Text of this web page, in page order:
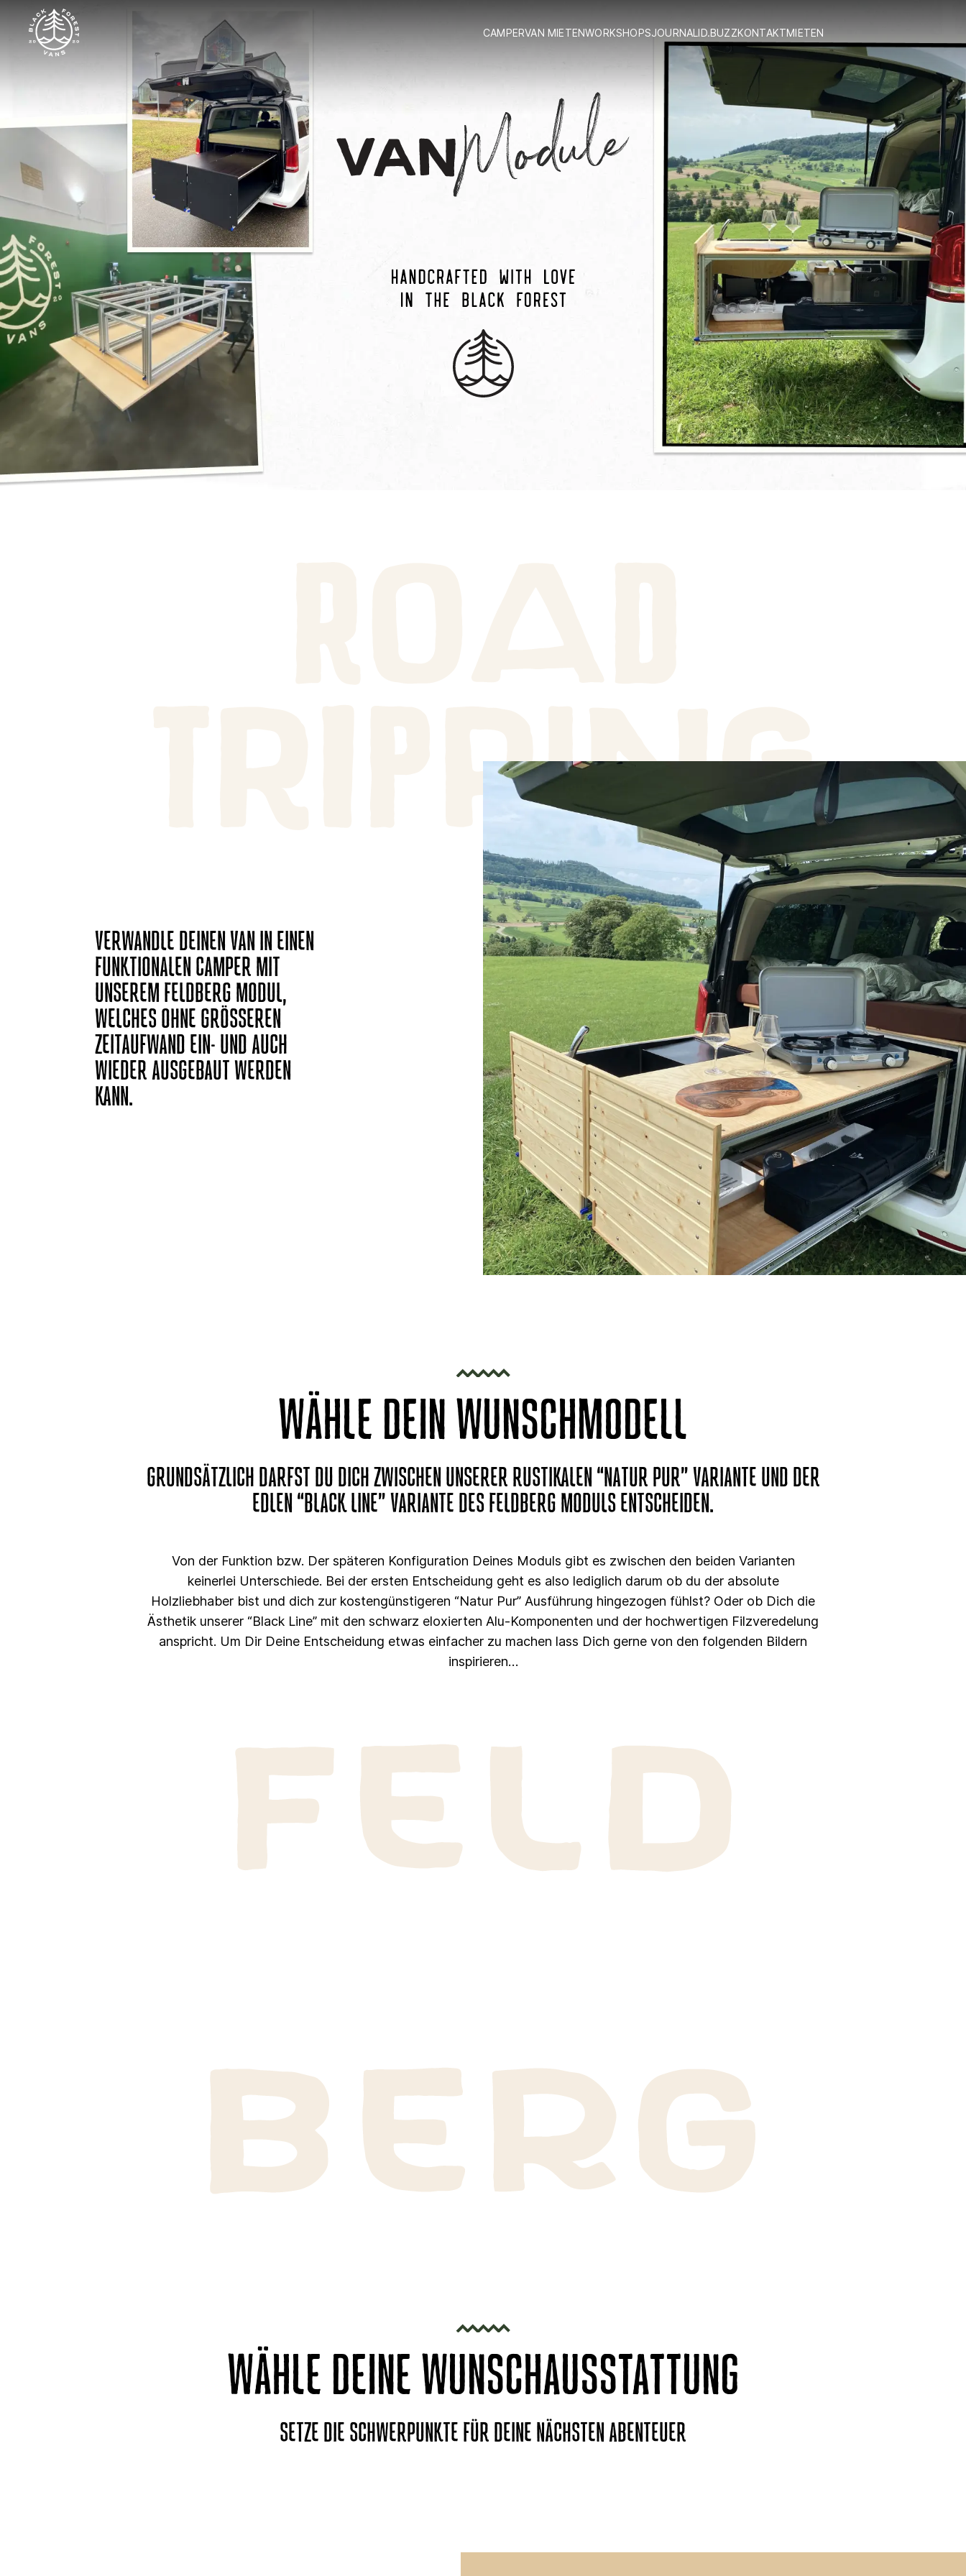
CAMPERVAN MIETENWORKSHOPSJOURNALID.BUZZKONTAKTMIETEN
VERWANDLE DEINEN VAN IN EINEN
FUNKTIONALEN CAMPER MIT
UNSEREM FELDBERG MODUL,
WELCHES OHNE GRÖSSEREN Z
EITAUFWAND EIN- UND AUCH W
IEDER AUSGEBAUT WERDEN K
ANN.
WÄHLE DEIN WUNSCHMODELL
GRUNDSÄTZLICH DARFST DU DICH ZWISCHEN UNSERER RUSTIKALEN “NATUR PUR” VARIANTE UND DER
EDLEN “BLACK LINE” VARIANTE DES FELDBERG MODULS ENTSCHEIDEN.
Von der Funktion bzw. Der späteren Konfiguration Deines Moduls gibt es zwischen den beiden Varianten
keinerlei Unterschiede. Bei der ersten Entscheidung geht es also lediglich darum ob du der absolute
Holzliebhaber bist und dich zur kostengünstigeren “Natur Pur” Ausführung hingezogen fühlst? Oder ob Dich die
Ästhetik unserer “Black Line” mit den schwarz eloxierten Alu-Komponenten und der hochwertigen Filzveredelung
anspricht. Um Dir Deine Entscheidung etwas einfacher zu machen lass Dich gerne von den folgenden Bildern
inspirieren…
WÄHLE DEINE WUNSCHAUSSTATTUNG
SETZE DIE SCHWERPUNKTE FÜR DEINE NÄCHSTEN ABENTEUER